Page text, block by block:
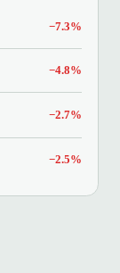
−7.3%
−4.8%
−2.7%
−2.5%